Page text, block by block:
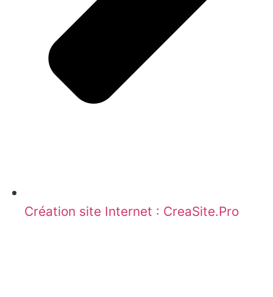
Création site Internet : CreaSite.Pro